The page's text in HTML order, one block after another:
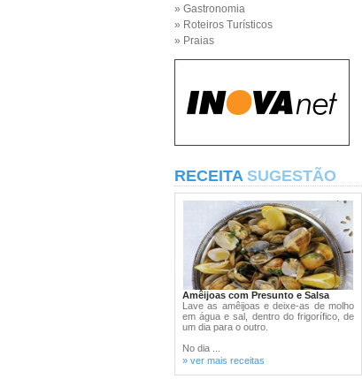
» Gastronomia
» Roteiros Turísticos
» Praias
RECEITA SUGESTÃO
Amêijoas com Presunto e Salsa
Lave as amêijoas e deixe-as de molho
em água e sal, dentro do frigorífico, de
um dia para o outro.
No dia ...
» ver mais receitas